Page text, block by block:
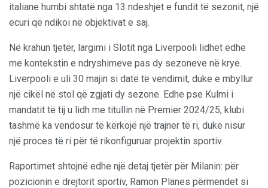
italiane humbi shtatë nga 13 ndeshjet e fundit të sezonit, një
ecuri që ndikoi në objektivat e saj.
Në krahun tjetër, largimi i Slotit nga Liverpooli lidhet edhe
me kontekstin e ndryshimeve pas dy sezoneve në krye.
Liverpooli e uli 30 majin si datë të vendimit, duke e mbyllur
një cikël në stol që zgjati dy sezone. Edhe pse Kulmi i
mandatit të tij u lidh me titullin në Premier 2024/25, klubi
tashmë ka vendosur të kërkojë një trajner të ri, duke nisur
një proces të ri për të rikonfiguruar projektin sportiv.
Raportimet shtojnë edhe një detaj tjetër për Milanin: për
pozicionin e drejtorit sportiv, Ramon Planes përmendet si